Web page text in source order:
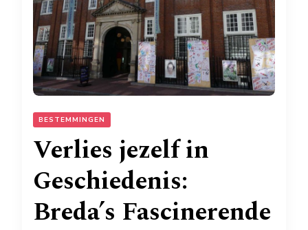
BESTEMMINGEN
Verlies jezelf in
Geschiedenis:
Breda’s Fascinerende